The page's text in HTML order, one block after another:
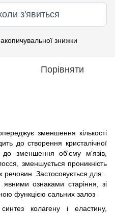
з'явиться
знижки
Порівняти
зменшення кількості
до створення кристалічної
до зменшення об'єму м'язів,
зменшується проникність
Застосовується для:
явними ознаками старіння, зі
функцією сальних залоз
синтез колагену і еластину,